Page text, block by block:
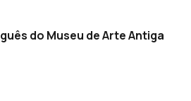
do Museu de Arte Antiga